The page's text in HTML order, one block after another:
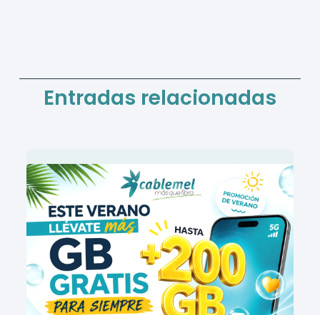
Entradas relacionadas